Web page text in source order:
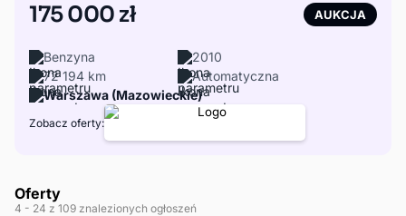
175 000 zł AUKCJA
Benzyna
2010
72 194 km
Automatyczna
Warszawa (Mazowieckie)
Zobacz oferty:
Oferty
4 - 24 z 109 znalezionych ogłoszeń